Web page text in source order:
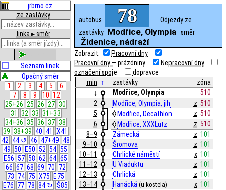
jrbrno.cz
ze zastávky
linka ▸ směr
Seznam linek
Opačný směr
1
2 3 4 5
6
7
8 9 10 12
25+26 25 26 27 30
31
32 33 31+33
34+36 35 36 37 38
39 38+39 40 41
X41
42 44 ↺ 46 47+49 48
49 50 E50 52 54 55
E56 57 58 62 64 65
66 67 68 69 70 72
73 74 75 X75
E75
E76 77 78 84 ↻ Š85
autobus 78
Odjezdy ze
zastávky Modřice, Olympia směr
Židenice, nádraží
Zobrazit:
Pracovní dny
Pracovní dny – prázdniny
Nepracovní dny
označení spoje
dopravce
min
↑ zastávky
zóna
↓
Modřice, Olympia
510
2
Modřice, Olympia, jih z 510
5
Modřice, Decathlon z 510
6
Modřice, XXXLutz z 510
8–9
Zámecká z 101
9–10
Šromova z 101
10–11
Chrlické náměstí x 101
11–12
U Viaduktu z 101
12–13
Chrlická z 101
13–14
Hanácká (u kostela) x 101